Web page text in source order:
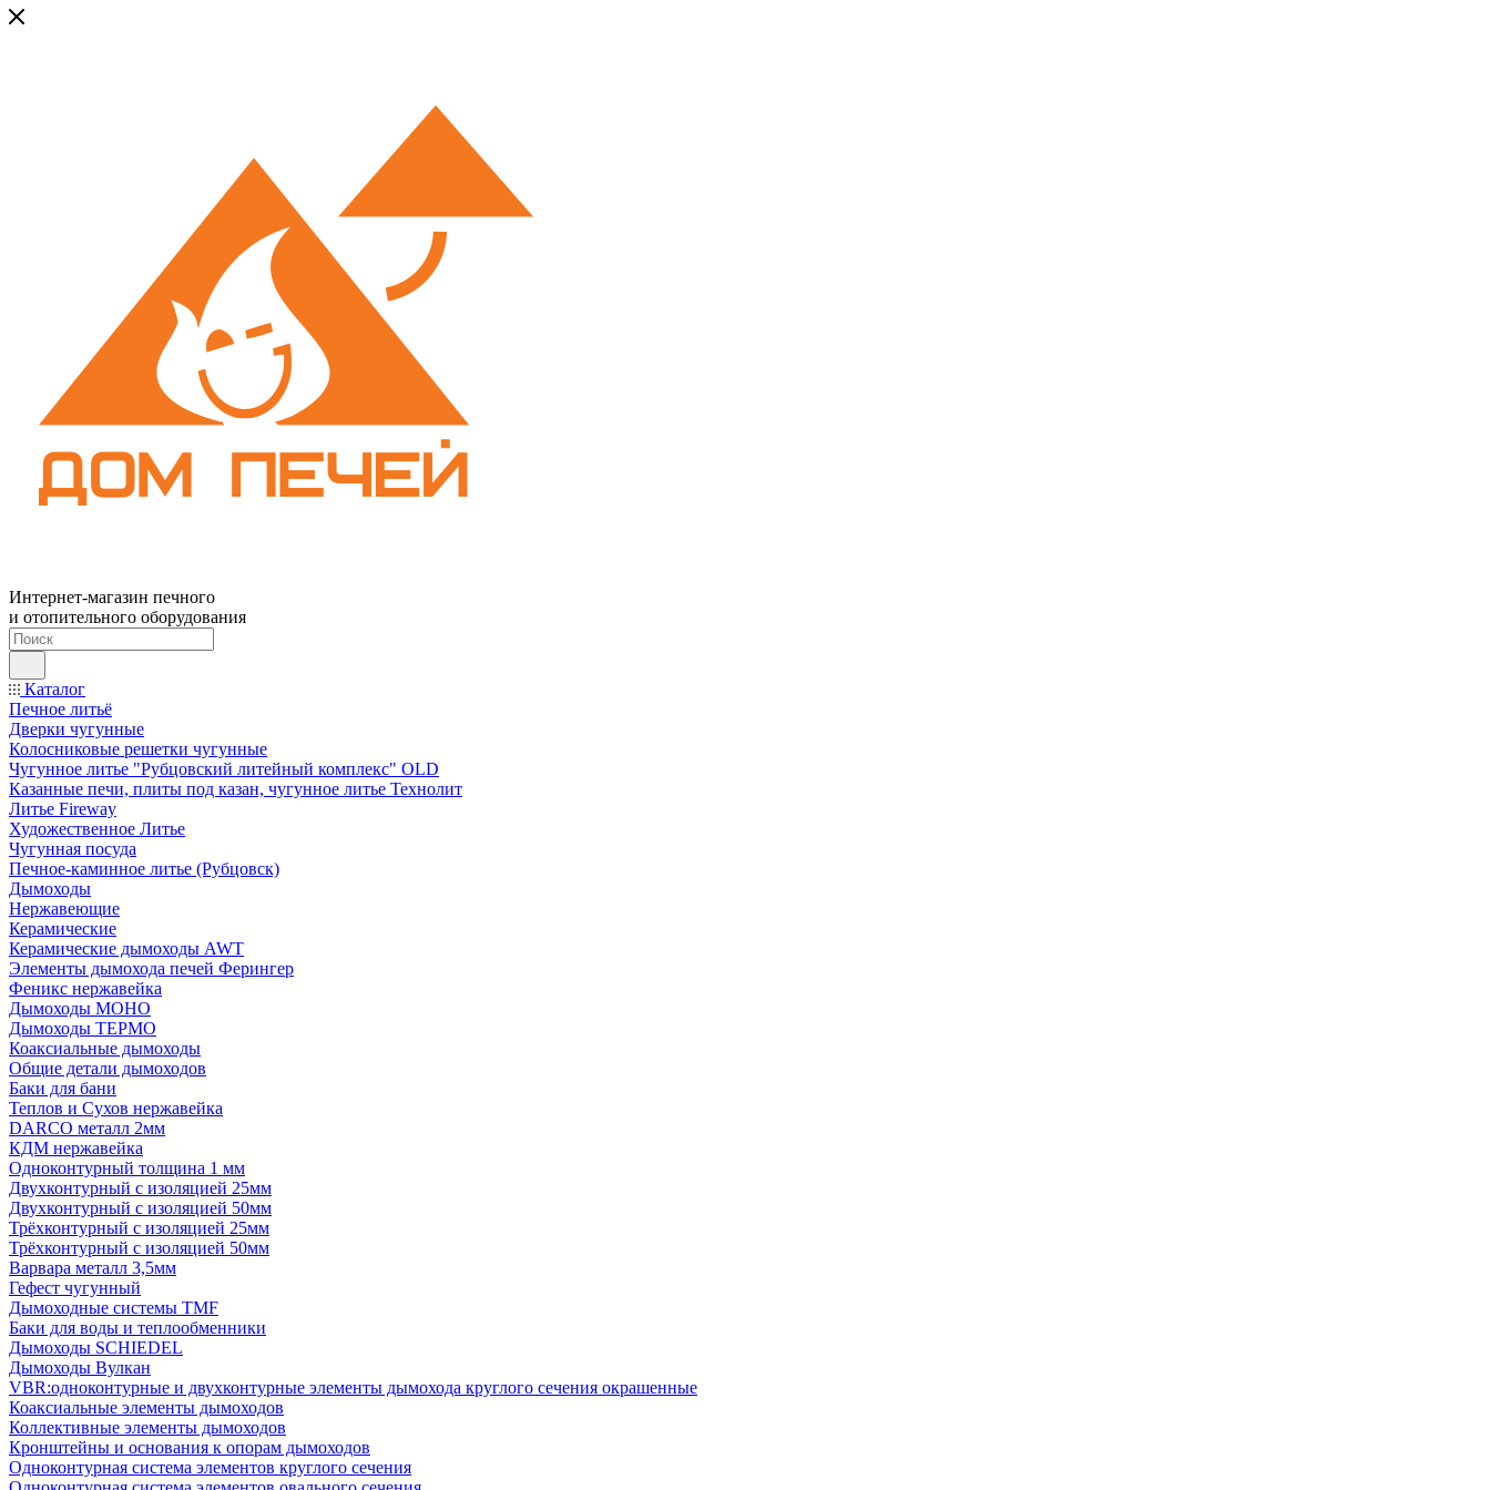
Интернет-магазин печного
и отопительного оборудования
Каталог
Печное литьё
Дверки чугунные
Колосниковые решетки чугунные
Чугунное литье "Рубцовский литейный комплекс" OLD
Казанные печи, плиты под казан, чугунное литье Технолит
Литье Fireway
Художественное Литье
Чугунная посуда
Печное-каминное литье (Рубцовск)
Дымоходы
Нержавеющие
Керамические
Керамические дымоходы AWT
Элементы дымохода печей Ферингер
Феникс нержавейка
Дымоходы МОНО
Дымоходы ТЕРМО
Коаксиальные дымоходы
Общие детали дымоходов
Баки для бани
Теплов и Сухов нержавейка
DARCO металл 2мм
КДМ нержавейка
Одноконтурный толщина 1 мм
Двухконтурный с изоляцией 25мм
Двухконтурный с изоляцией 50мм
Трёхконтурный с изоляцией 25мм
Трёхконтурный с изоляцией 50мм
Варвара металл 3,5мм
Гефест чугунный
Дымоходные системы TMF
Баки для воды и теплообменники
Дымоходы SCHIEDEL
Дымоходы Вулкан
VBR:одноконтурные и двухконтурные элементы дымохода круглого сечения окрашенные
Коаксиальные элементы дымоходов
Коллективные элементы дымоходов
Кронштейны и основания к опорам дымоходов
Одноконтурная система элементов круглого сечения